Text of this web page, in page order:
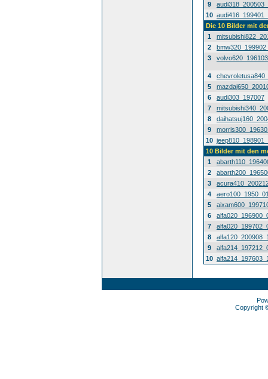
9
10
Die 10 Bilder mit
1
2
3
4
5
6
audi303_197007
7
8
9
10
10 Bilder mit den
1
2
3
4
5
6
7
8
9
10
Copyright